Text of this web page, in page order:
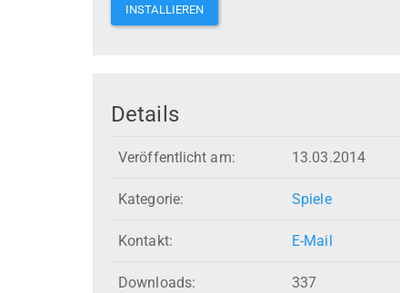
INSTALLIEREN
Details
Veröffentlicht am: 13.03.2014
Kategorie: Spiele
Kontakt: E-Mail
Downloads: 337